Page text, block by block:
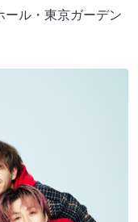
ール・東京ガーデン